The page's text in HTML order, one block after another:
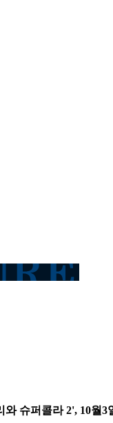
슈퍼콜라 2', 10월3